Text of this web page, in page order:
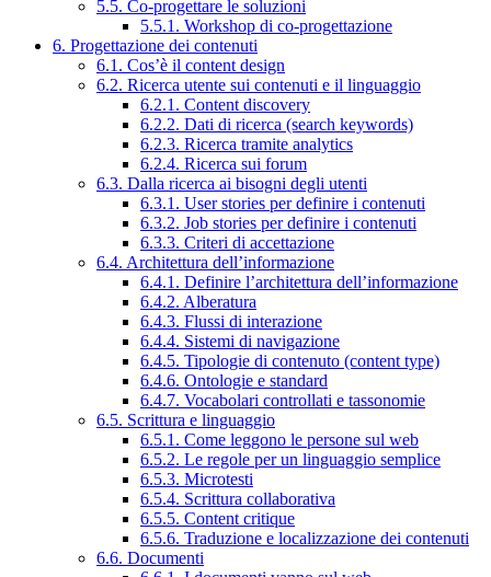
5.5. Co-progettare le soluzioni
5.5.1. Workshop di co-progettazione
6. Progettazione dei contenuti
6.1. Cos’è il content design
6.2. Ricerca utente sui contenuti e il linguaggio
6.2.1. Content discovery
6.2.2. Dati di ricerca (search keywords)
6.2.3. Ricerca tramite analytics
6.2.4. Ricerca sui forum
6.3. Dalla ricerca ai bisogni degli utenti
6.3.1. User stories per definire i contenuti
6.3.2. Job stories per definire i contenuti
6.3.3. Criteri di accettazione
6.4. Architettura dell’informazione
6.4.1. Definire l’architettura dell’informazione
6.4.2. Alberatura
6.4.3. Flussi di interazione
6.4.4. Sistemi di navigazione
6.4.5. Tipologie di contenuto (content type)
6.4.6. Ontologie e standard
6.4.7. Vocabolari controllati e tassonomie
6.5. Scrittura e linguaggio
6.5.1. Come leggono le persone sul web
6.5.2. Le regole per un linguaggio semplice
6.5.3. Microtesti
6.5.4. Scrittura collaborativa
6.5.5. Content critique
6.5.6. Traduzione e localizzazione dei contenuti
6.6. Documenti